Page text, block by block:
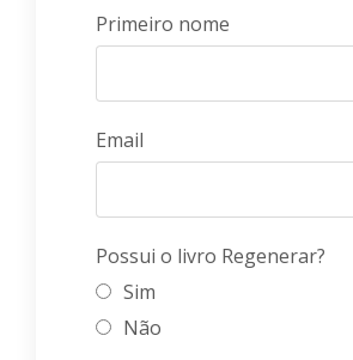
Primeiro nome
Email
Possui o livro Regenerar?
Sim
Não